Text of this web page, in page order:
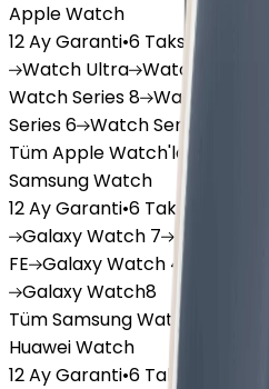
Apple Watch
12 Ay Garanti•6 Taksit
Watch Ultra Watch
WatchSeries 8 Watch
Series 6 WatchSeries 5
Tüm Apple Watch'lar
Samsung Watch
12 Ay Garanti•6 Taksit
GalaxyWatch 7 Galaxy
FE GalaxyWatch 4
GalaxyWatch8
Tüm Samsung Watch'lar
Huawei Watch
12 Ay Garanti•6 Taksit